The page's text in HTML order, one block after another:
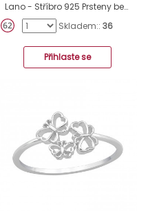
Lano - Stříbro 925 Prsteny bez kamenů A4S3922
Skladem:: 36
Přihlaste se